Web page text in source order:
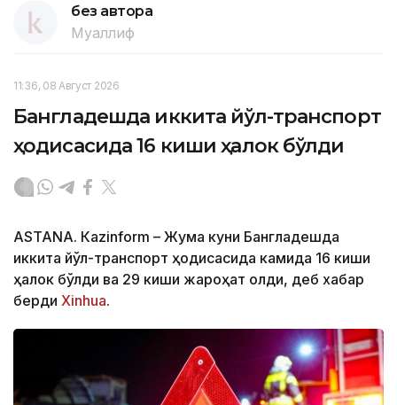
без автора
Муаллиф
11:36, 08 Август 2026
Бангладешда иккита йўл-транспорт
ҳодисасида 16 киши ҳалок бўлди
ASTANА. Кazinform – Жума куни Бангладешда
иккита йўл-транспорт ҳодисасида камида 16 киши
ҳалок бўлди ва 29 киши жароҳат олди, деб хабар
берди Xinhua.